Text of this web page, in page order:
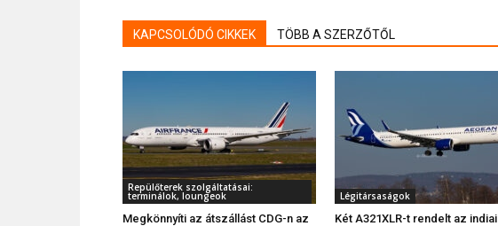
KAPCSOLÓDÓ CIKKEK TÖBB A SZERZŐTŐL
Repülőterek szolgáltatásai:
terminálok, loungeok
Megkönnyíti az átszállást CDG-n az
Légitársaságok
Két A321XLR-t rendelt az indiai